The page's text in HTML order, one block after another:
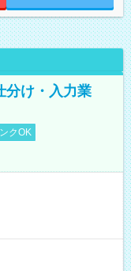
分け・入力業
クOK